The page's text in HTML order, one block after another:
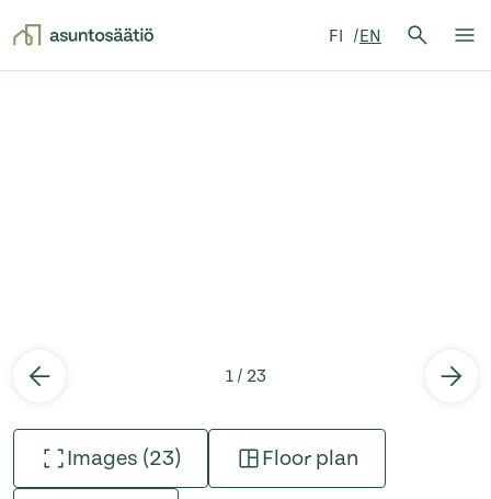
FI EN
Search
1 / 23
Images (23) Floor plan